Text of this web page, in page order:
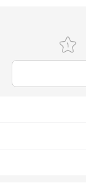
۸:۳۰ تا ۱۸
۸:۳۰ تا ۱۸